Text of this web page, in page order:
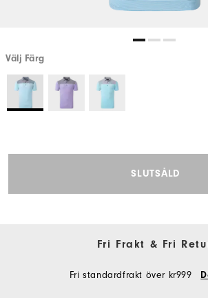
Välj Färg
SLUTSÅLD
Fri Frakt & Fri
Fri standardfrakt över kr999